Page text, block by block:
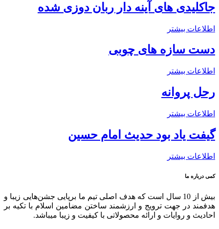
جاکلیدی های آینه دار ربان دوزی شده
اطلاعات بیشتر
دست سازه های چوبی
اطلاعات بیشتر
رحل پروانه
اطلاعات بیشتر
گیفت یاد بود حدیث امام حسین
اطلاعات بیشتر
کمی درباره ما
بیش از 10 سال است که هدف اصلی تیم ما برپایی جشن‌هایی زیبا و
هدفمند در جهت ترویج و ارزشمند ساختن مضامین اسلام با تکیه بر
احادیث و روایات و ارائه محصولاتی با کیفیت و زیبا میباشد.